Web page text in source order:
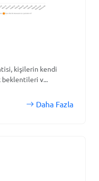
kişilerin kendi
beklentileri v...
Daha Fazla